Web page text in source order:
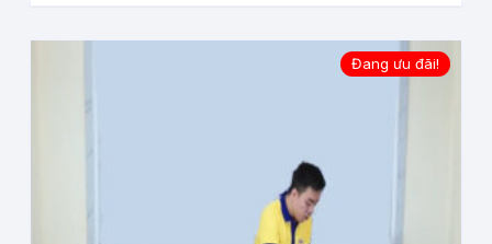
Đang ưu đãi!